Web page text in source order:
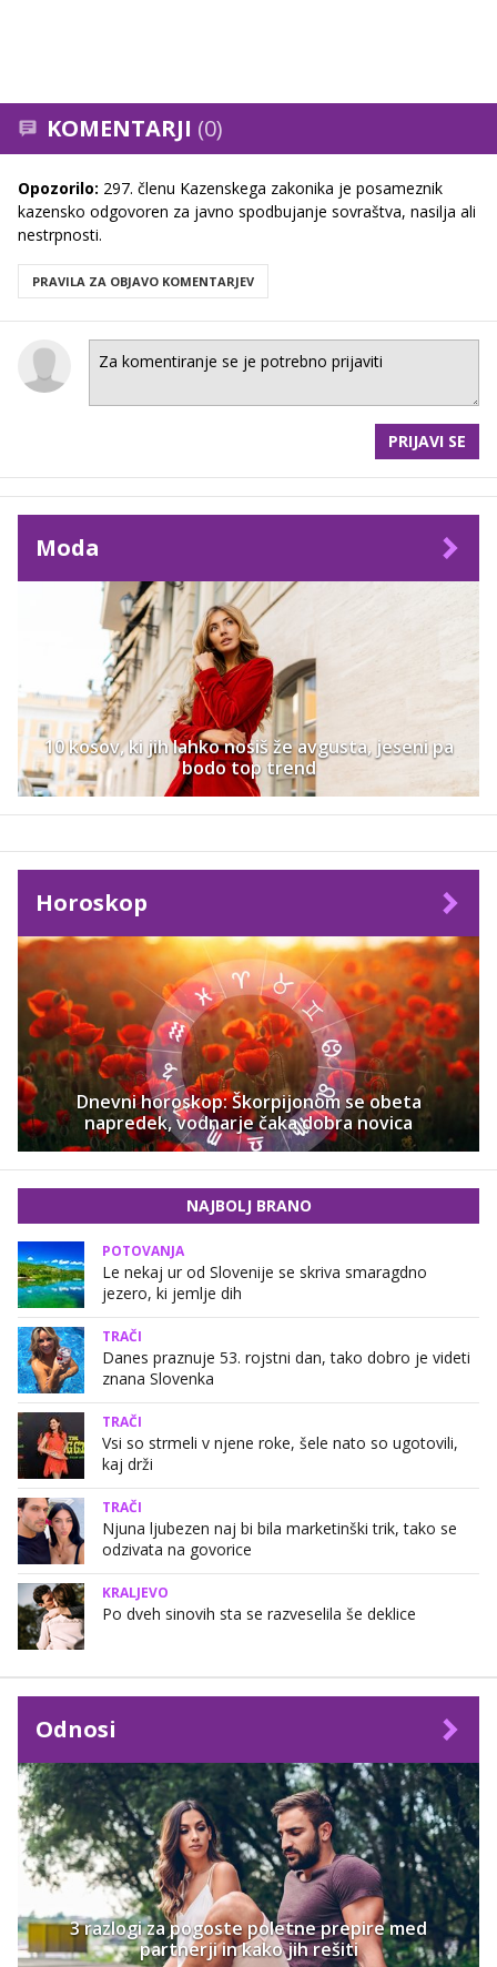
KOMENTARJI (0)
Opozorilo: 297. členu Kazenskega zakonika je posameznik
kazensko odgovoren za javno spodbujanje sovraštva, nasilja ali
nestrpnosti.
PRAVILA ZA OBJAVO KOMENTARJEV
PRIJAVI SE
Moda
10 kosov, ki jih lahko nosiš že avgusta, jeseni pa
bodo top trend
Horoskop
Dnevni horoskop: Škorpijonom se obeta
napredek, vodnarje čaka dobra novica
NAJBOLJ BRANO
POTOVANJA
Le nekaj ur od Slovenije se skriva smaragdno
jezero, ki jemlje dih
TRAČI
Danes praznuje 53. rojstni dan, tako dobro je videti
znana Slovenka
TRAČI
Vsi so strmeli v njene roke, šele nato so ugotovili,
kaj drži
TRAČI
Njuna ljubezen naj bi bila marketinški trik, tako se
odzivata na govorice
KRALJEVO
Po dveh sinovih sta se razveselila še deklice
Odnosi
3 razlogi za pogoste poletne prepire med
partnerji in kako jih rešiti